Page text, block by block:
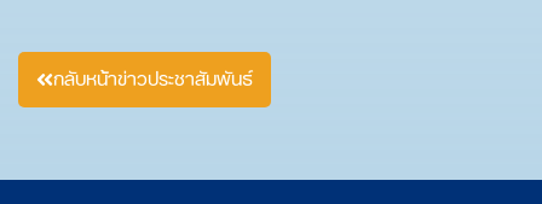
กลับหน้าข่าวประชาสัมพันธ์